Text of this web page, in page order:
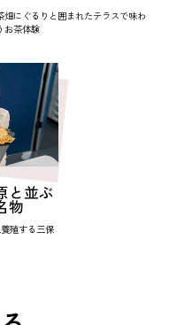
畑にぐるりと囲まれたテラスで味わ
お茶体験
と並ぶ
物
殖する三保